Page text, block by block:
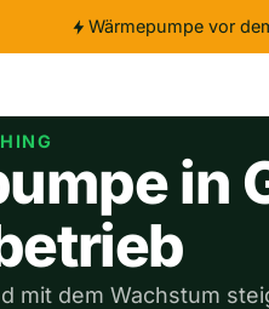
Wärmepumpe vor
in
mit dem Wachstum